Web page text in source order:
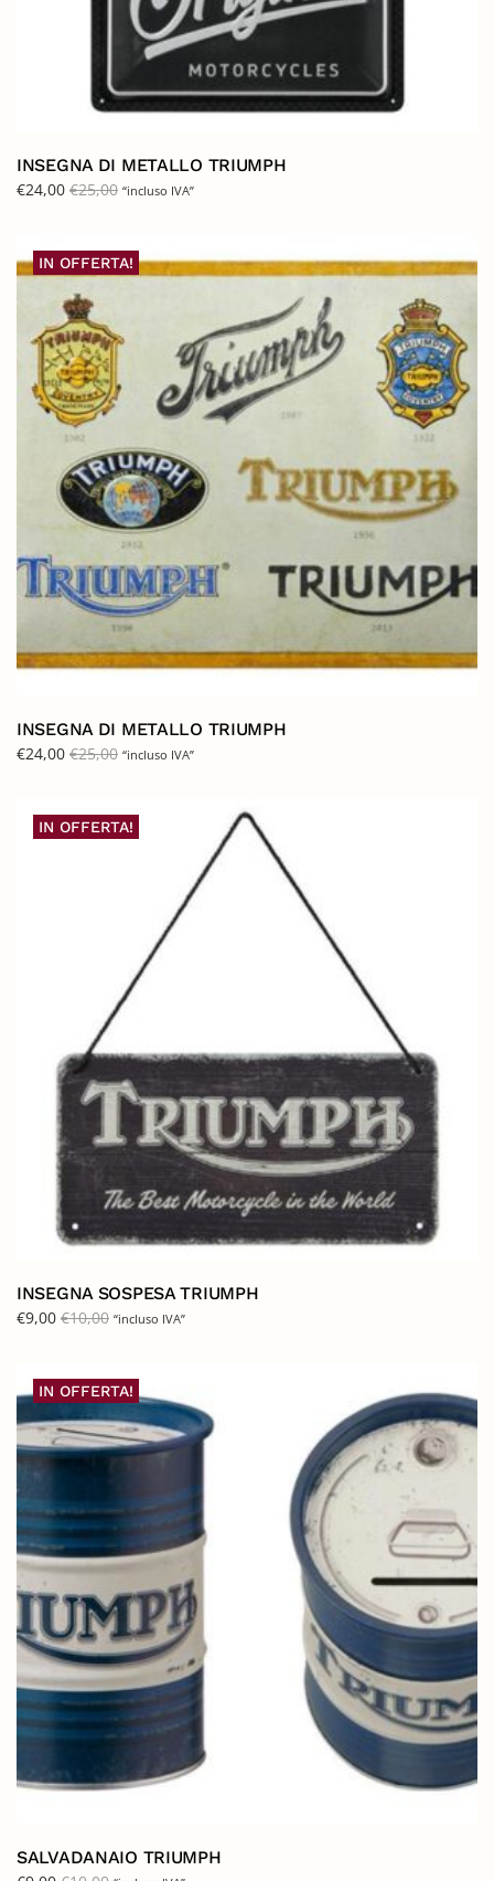
INSEGNA DI METALLO TRIUMPH
€24,00 €25,00 “incluso IVA”
IN OFFERTA!
INSEGNA DI METALLO TRIUMPH
€24,00 €25,00 “incluso IVA”
IN OFFERTA!
INSEGNA SOSPESA TRIUMPH
€9,00 €10,00 “incluso IVA”
IN OFFERTA!
SALVADANAIO TRIUMPH